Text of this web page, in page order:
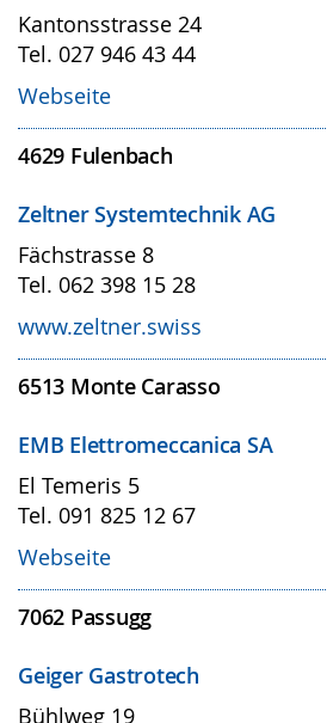
Kantonsstrasse 24
Tel. 027 946 43 44
Webseite
4629 Fulenbach
Zeltner Systemtechnik AG
Fächstrasse 8
Tel. 062 398 15 28
www.zeltner.swiss
6513 Monte Carasso
EMB Elettromeccanica SA
El Temeris 5
Tel. 091 825 12 67
Webseite
7062 Passugg
Geiger Gastrotech
Bühlweg 19